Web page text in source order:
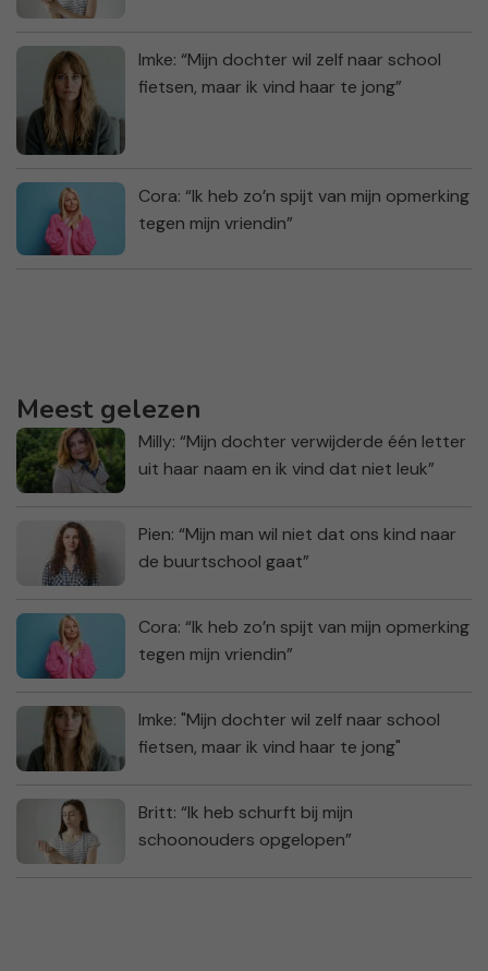
Imke: “Mijn dochter wil zelf naar school
fietsen, maar ik vind haar te jong”
Cora: “Ik heb zo’n spijt van mijn opmerking
tegen mijn vriendin”
Meest gelezen
Milly: “Mijn dochter verwijderde één letter
uit haar naam en ik vind dat niet leuk”
Pien: “Mijn man wil niet dat ons kind naar
de buurtschool gaat”
Cora: “Ik heb zo’n spijt van mijn opmerking
tegen mijn vriendin”
Imke: "Mijn dochter wil zelf naar school
fietsen, maar ik vind haar te jong"
Britt: “Ik heb schurft bij mijn
schoonouders opgelopen”